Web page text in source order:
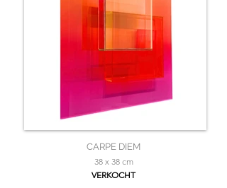
CARPE DIEM
38 x 38 cm
VERKOCHT